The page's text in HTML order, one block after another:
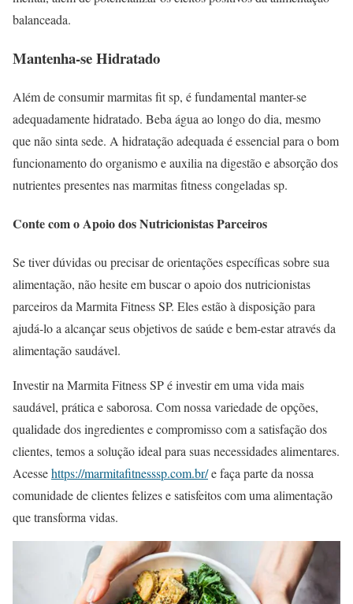
balanceada.
Mantenha-se Hidratado
Além de consumir marmitas fit sp, é fundamental manter-se
adequadamente hidratado. Beba água ao longo do dia, mesmo
que não sinta sede. A hidratação adequada é essencial para o bom
funcionamento do organismo e auxilia na digestão e absorção dos
nutrientes presentes nas marmitas fitness congeladas sp.
Conte com o Apoio dos Nutricionistas Parceiros
Se tiver dúvidas ou precisar de orientações específicas sobre sua
alimentação, não hesite em buscar o apoio dos nutricionistas
parceiros da Marmita Fitness SP. Eles estão à disposição para
ajudá-lo a alcançar seus objetivos de saúde e bem-estar através da
alimentação saudável.
Investir na Marmita Fitness SP é investir em uma vida mais
saudável, prática e saborosa. Com nossa variedade de opções,
qualidade dos ingredientes e compromisso com a satisfação dos
clientes, temos a solução ideal para suas necessidades alimentares.
Acessehttps://marmitafitnesssp.com.br/e faça parte da nossa
comunidade de clientes felizes e satisfeitos com uma alimentação
que transforma vidas.